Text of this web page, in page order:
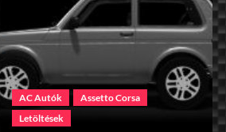
AC Autók
Assetto Corsa
Letöltések